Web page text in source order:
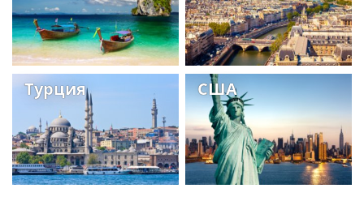
Турция США